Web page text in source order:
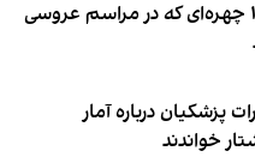
لیست ممنوعه کریستیانو؛ ۱۰ چهره‌ای که در مراسم عروسی
پزشکیان درباره آمار
خواندند